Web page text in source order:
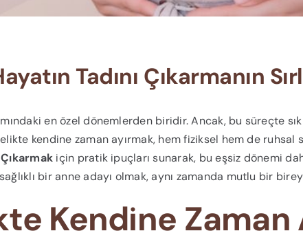
Tadını Çıkarmanın
en özel dönemlerden biridir. Ancak, bu süreçte sık
kendine zaman ayırmak, hem fiziksel hem de ruhsal
Çıkarmak için pratik ipuçları sunarak, bu eşsiz dönemi
bir anne adayı olmak, aynı zamanda mutlu bir
Kendine Zaman